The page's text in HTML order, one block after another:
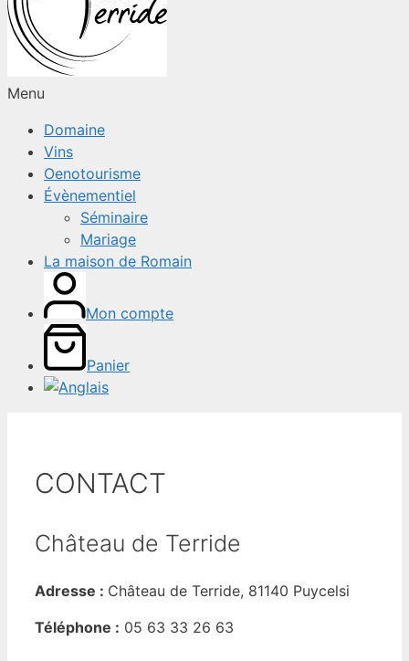
Menu
Domaine
Vins
Oenotourisme
Évènementiel
Séminaire
Mariage
La maison de Romain
Mon compte
Panier
CONTACT
Château de Terride
Adresse : Château de Terride, 81140 Puycelsi
Téléphone : 05 63 33 26 63